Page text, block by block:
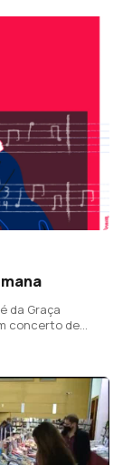
da Graça
concerto de